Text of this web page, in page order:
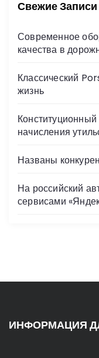
:Свежие Записи
Современное
качества в
Классический
жизнь
начисления
Названы
На российский
сервисами
ИНФОРМАЦИЯ